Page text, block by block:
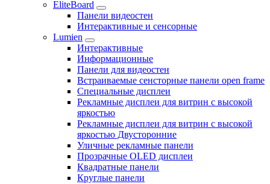
EliteBoard
Панели видеостен
Интерактивные и сенсорные
Lumien
Интерактивные
Информационные
Панели для видеостен
Встраиваемые сенсторные панели open frame
Специальные дисплеи
Рекламные дисплеи для витрин с высокой
яркостью
Рекламные дисплеи для витрин с высокой
яркостью Двусторонние
Уличные рекламные панели
Прозрачные OLED дисплеи
Квадратные панели
Круглые панели